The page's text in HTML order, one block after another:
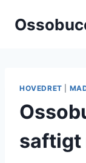
HOVEDRET
saftigt